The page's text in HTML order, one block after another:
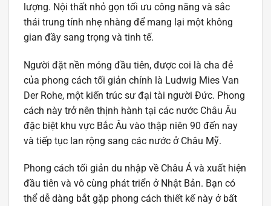
lượng. Nội thất nhỏ gọn tối ưu công năng và sắc
thái trung tính nhẹ nhàng để mang lại một không
gian đầy sang trọng và tinh tế.
Người đặt nền móng đầu tiên, được coi là cha đẻ
của phong cách tối giản chính là Ludwig Mies Van
Der Rohe, một kiến trúc sư đại tài người Đức. Phong
cách này trở nên thịnh hành tại các nước Châu Âu
đặc biệt khu vực Bắc Âu vào thập niên 90 đến nay
và tiếp tục lan rộng sang các nước ở Châu Mỹ.
Phong cách tối giản du nhập về Châu Á và xuất hiện
đầu tiên và vô cùng phát triển ở Nhật Bản. Bạn có
thể dễ dàng bắt gặp phong cách thiết kế này ở bất